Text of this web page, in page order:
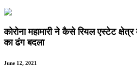
कोरोना महामारी ने कैसे रियल एस्टेट क्षेत्र
का ढंग बदला
June 12, 2021